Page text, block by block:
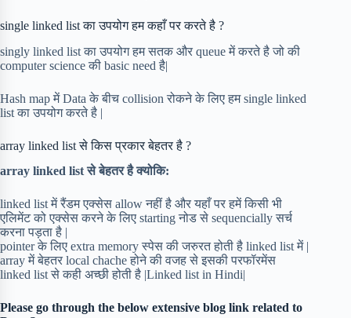
single linked list का उपयोग हम कहाँ पर करते है ?
singly linked list का उपयोग हम सतक और queue में करते है जो की
computer science की basic need है|
Hash map में Data के बीच collision रोकने के लिए हम single linked
list का उपयोग करते है |
array linked list से किस प्रकार बेहतर है ?
array linked list से बेहतर है क्योकि:
linked list में रैंडम एक्सेस allow नहीं है और यहाँ पर हमें किसी भी
एलिमेंट को एक्सेस करने के लिए starting नोड से sequencially सर्च
करना पड़ता है |
pointer के लिए extra memory स्पेस की जरुरत होती है linked list में |
array में बेहतर local chache होने की वजह से इसकी परफॉरमेंस
linked list से कही अच्छी होती है |Linked list in Hindi|
Please go through the below extensive blog link related to